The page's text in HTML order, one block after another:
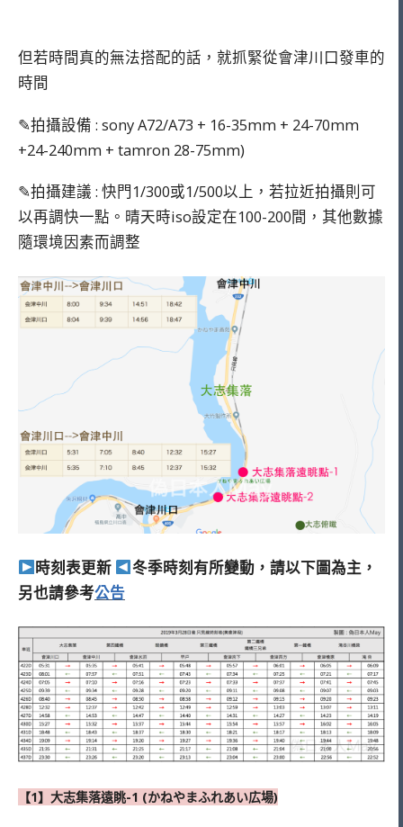
但若時間真的無法搭配的話，就抓緊從會津川口發車的
時間
✎拍攝設備 : sony A72/A73 + 16-35mm + 24-70mm
+24-240mm + tamron 28-75mm)
✎拍攝建議 : 快門1/300或1/500以上，若拉近拍攝則可
以再調快一點。晴天時iso設定在100-200間，其他數據
隨環境因素而調整
時刻表更新
冬季時刻有所變動，請以下圖為主，
另也請參考公告
【1】大志集落遠眺-1 (かねやまふれあい広場)